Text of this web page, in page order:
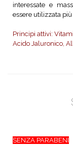
interessate e
essere utilizzata
Principi attivi:
Acido Jaluronico,
SENZA PARABENI